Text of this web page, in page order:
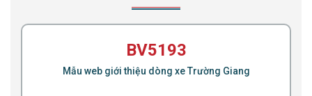
BV5193
Mẫu web giới thiệu dòng xe Trường Giang